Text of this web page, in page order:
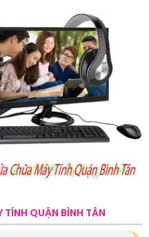
QUẬN BÌNH TÂN